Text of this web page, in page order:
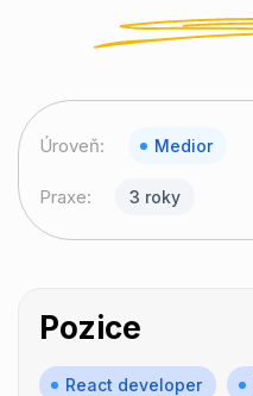
Úroveň: Medior
Praxe: 3 roky
Pozice
React developer